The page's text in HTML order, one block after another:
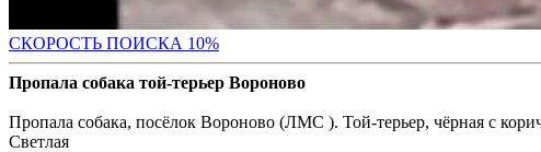
СКОРОСТЬ ПОИСКА 10%
Пропала собака той-терьер Вороново
Пропала собака, посёлок Вороново (ЛМС ). Той-терьер, чёрная с
Светлая